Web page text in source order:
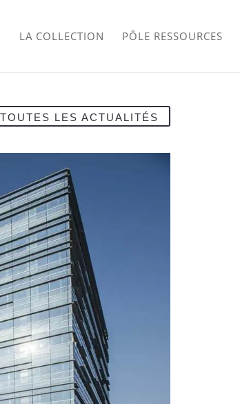
LA COLLECTION PÔLE RESSOURCES
TOUTES LES ACTUALITÉS